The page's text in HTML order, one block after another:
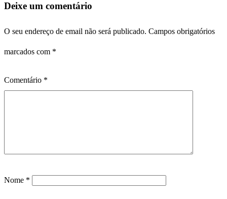
Deixe um comentário
O seu endereço de email não será publicado. Campos obrigatórios
marcados com *
Comentário *
Nome *